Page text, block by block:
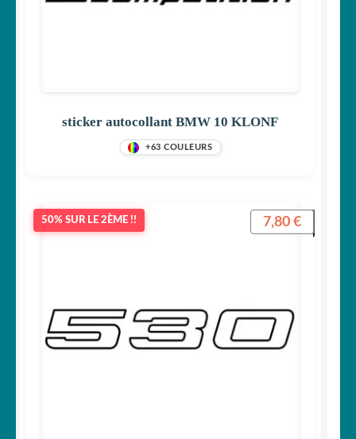
sticker autocollant BMW 10 KLONF
+63 COULEURS
50% SUR LE 2ÈME !! 7,80 €